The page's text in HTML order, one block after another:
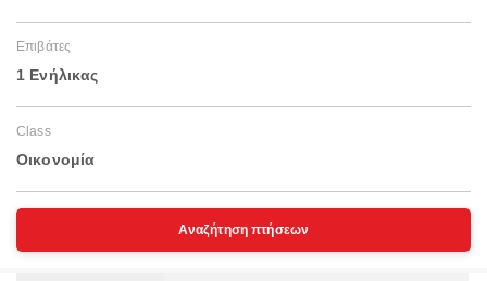
Επιβάτες
1 Ενήλικας
Class
Οικονομία
Αναζήτηση πτήσεων